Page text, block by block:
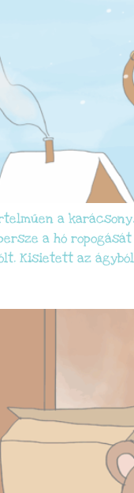
a
a hó
Kisietett az